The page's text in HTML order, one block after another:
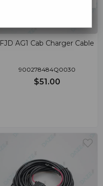
FJD AG1 Cab Charger Cable
900278484Q0030
$51.00